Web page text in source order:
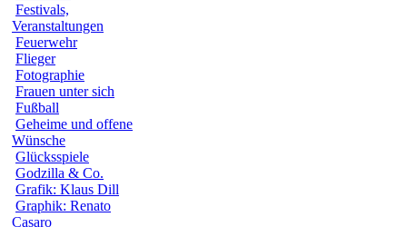
Festivals,
Veranstaltungen
Feuerwehr
Flieger
Fotographie
Frauen unter sich
Fußball
Geheime und offene
Wünsche
Glücksspiele
Godzilla & Co.
Grafik: Klaus Dill
Graphik: Renato
Casaro